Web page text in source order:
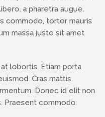
a pharetra augue.
commodo, tortor mauris
massa justo sit amet
lobortis. Etiam porta
Cras mattis
Donec id elit non
Praesent commodo